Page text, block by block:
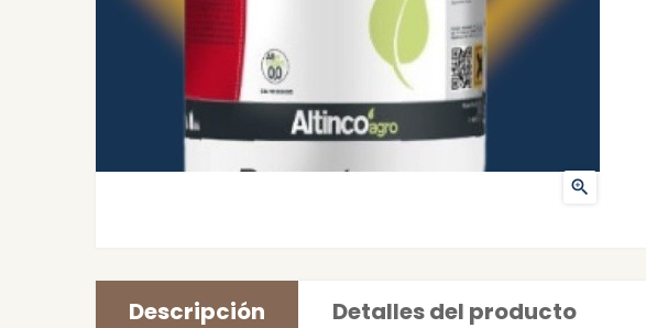

Descripción Detalles del producto